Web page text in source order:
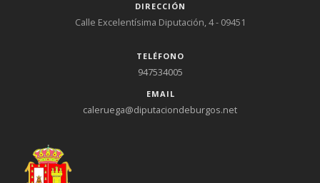
DIRECCIÓN
Calle Excelentísima Diputación, 4 - 09451
TELÉFONO
947534005
EMAIL
caleruega@diputaciondeburgos.net